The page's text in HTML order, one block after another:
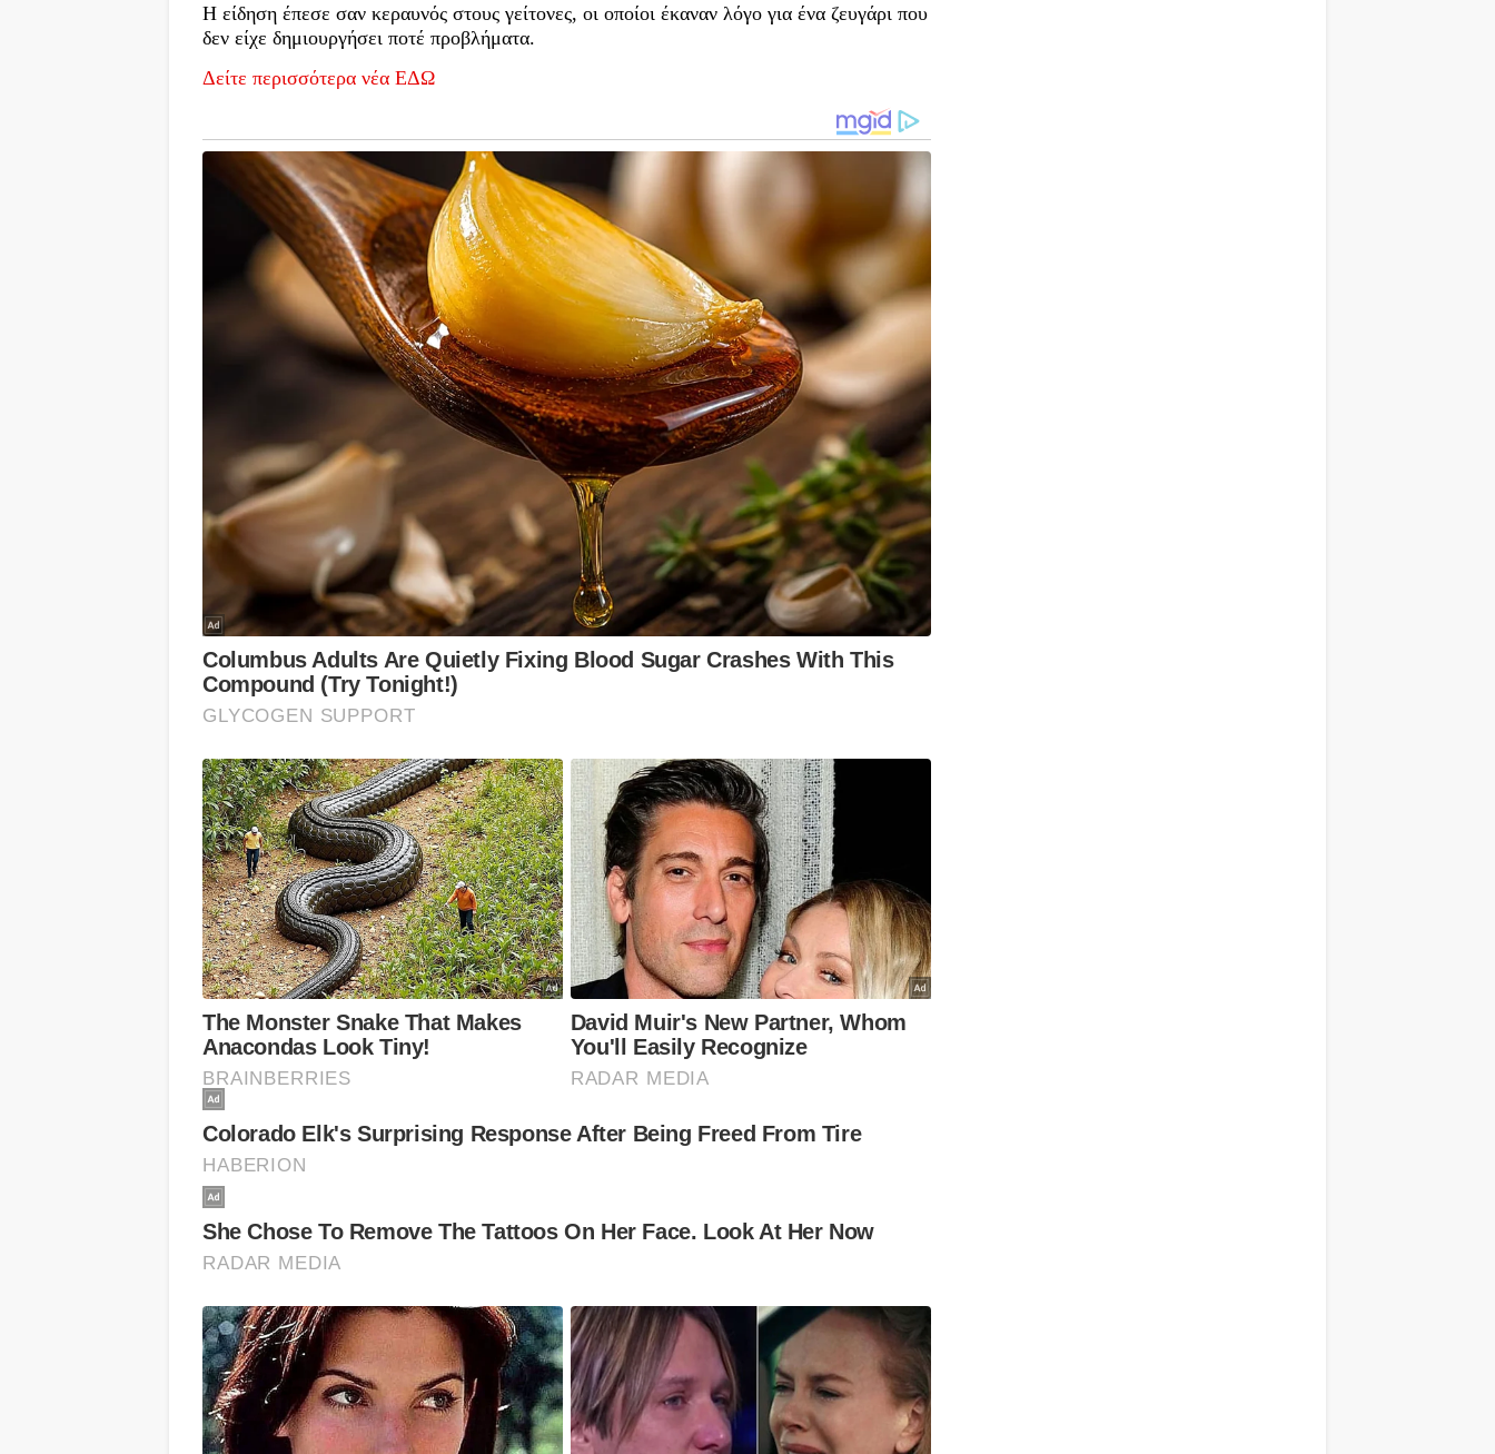
Η είδηση έπεσε σαν κεραυνός στους γείτονες, οι οποίοι έκαναν λόγο για ένα ζευγάρι που
δεν είχε δημιουργήσει ποτέ προβλήματα.
Δείτε περισσότερα νέα ΕΔΩ